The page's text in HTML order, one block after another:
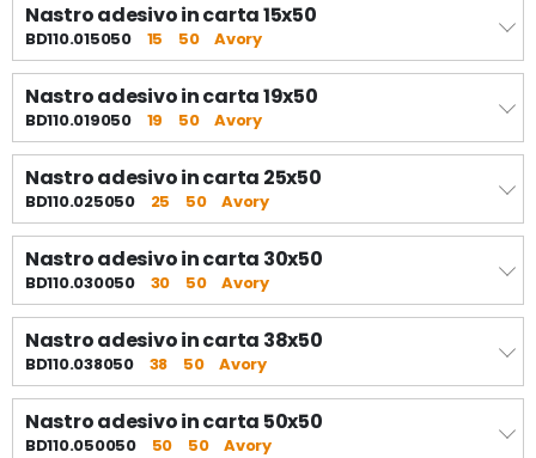
Nastro adesivo in carta 15x50
BD110.015050 15 50 Avory
Nastro adesivo in carta 19x50
BD110.019050 19 50 Avory
Nastro adesivo in carta 25x50
BD110.025050 25 50 Avory
Nastro adesivo in carta 30x50
BD110.030050 30 50 Avory
Nastro adesivo in carta 38x50
BD110.038050 38 50 Avory
Nastro adesivo in carta 50x50
BD110.050050 50 50 Avory